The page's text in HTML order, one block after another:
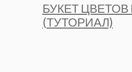
БУКЕТ
(ТУТОРИАЛ)